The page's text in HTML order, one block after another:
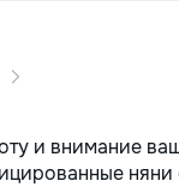
и внимание
няни